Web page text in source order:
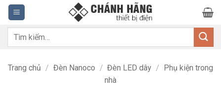
Bỏ
qua
nội
dung
Tìm
Trang chủ / Đèn Nanoco / Đèn LED dây / Phụ kiện trong
nhà